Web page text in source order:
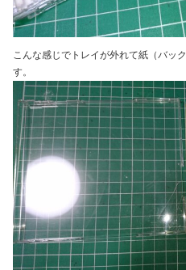
こんな感じでトレイが外れて紙（バッ
す。